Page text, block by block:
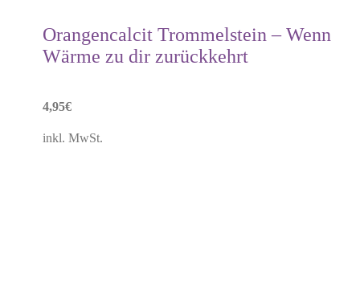
Orangencalcit Trommelstein – Wenn
Wärme zu dir zurückkehrt
4,95€
inkl. MwSt.